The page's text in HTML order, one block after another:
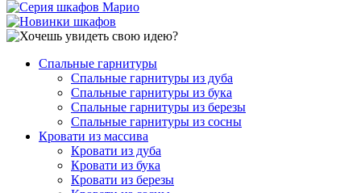
Спальные гарнитуры
Спальные гарнитуры из дуба
Спальные гарнитуры из бука
Спальные гарнитуры из березы
Спальные гарнитуры из сосны
Кровати из массива
Кровати из дуба
Кровати из бука
Кровати из березы